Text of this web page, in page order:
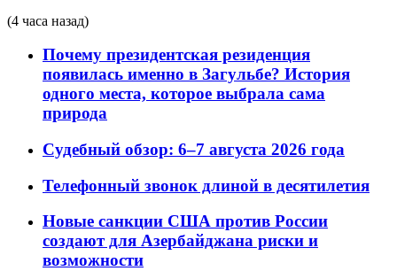
(4 часа назад)
Почему президентская резиденция
появилась именно в Загульбе? История
одного места, которое выбрала сама
природа
Судебный обзор: 6–7 августа 2026 года
Телефонный звонок длиной в десятилетия
Новые санкции США против России
создают для Азербайджана риски и
возможности